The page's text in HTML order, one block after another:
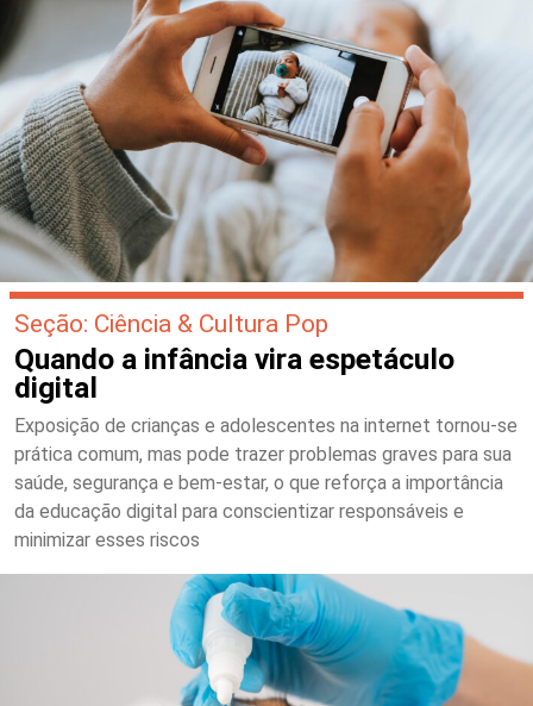
Seção: Ciência & Cultura Pop
Quando a infância vira espetáculo
digital
Exposição de crianças e adolescentes na internet tornou-se
prática comum, mas pode trazer problemas graves para sua
saúde, segurança e bem-estar, o que reforça a importância
da educação digital para conscientizar responsáveis e
minimizar esses riscos